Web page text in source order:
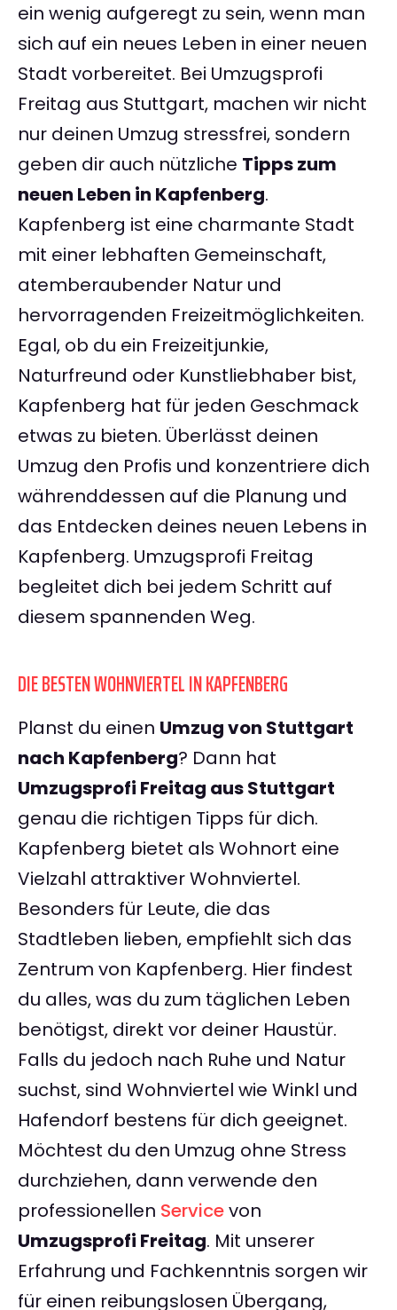
ein wenig aufgeregt zu sein, wenn man
sich auf ein neues Leben in einer neuen
Stadt vorbereitet. Bei Umzugsprofi
Freitag aus Stuttgart, machen wir nicht
nur deinen Umzug stressfrei, sondern
geben dir auch nützliche Tipps zum
neuen Leben in Kapfenberg.
Kapfenberg ist eine charmante Stadt
mit einer lebhaften Gemeinschaft,
atemberaubender Natur und
hervorragenden Freizeitmöglichkeiten.
Egal, ob du ein Freizeitjunkie,
Naturfreund oder Kunstliebhaber bist,
Kapfenberg hat für jeden Geschmack
etwas zu bieten. Überlässt deinen
Umzug den Profis und konzentriere dich
währenddessen auf die Planung und
das Entdecken deines neuen Lebens in
Kapfenberg. Umzugsprofi Freitag
begleitet dich bei jedem Schritt auf
diesem spannenden Weg.
DIE BESTEN WOHNVIERTEL IN KAPFENBERG
Planst du einen Umzug von Stuttgart
nach Kapfenberg? Dann hat
Umzugsprofi Freitag aus Stuttgart
genau die richtigen Tipps für dich.
Kapfenberg bietet als Wohnort eine
Vielzahl attraktiver Wohnviertel.
Besonders für Leute, die das
Stadtleben lieben, empfiehlt sich das
Zentrum von Kapfenberg. Hier findest
du alles, was du zum täglichen Leben
benötigst, direkt vor deiner Haustür.
Falls du jedoch nach Ruhe und Natur
suchst, sind Wohnviertel wie Winkl und
Hafendorf bestens für dich geeignet.
Möchtest du den Umzug ohne Stress
durchziehen, dann verwende den
professionellen Servicevon
Umzugsprofi Freitag. Mit unserer
Erfahrung und Fachkenntnis sorgen wir
für einen reibungslosen Übergang,